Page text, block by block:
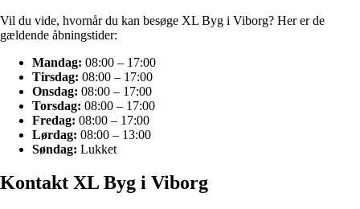
Vil du vide, hvornår du kan besøge XL Byg i Viborg? Her er de
gældende åbningstider:
Mandag: 08:00 – 17:00
Tirsdag: 08:00 – 17:00
Onsdag: 08:00 – 17:00
Torsdag: 08:00 – 17:00
Fredag: 08:00 – 17:00
Lørdag: 08:00 – 13:00
Søndag: Lukket
Kontakt XL Byg i Viborg